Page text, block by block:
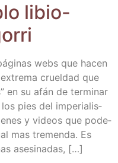
libio-
webs que hacen
cruel­dad que
en su afán de ter­mi­nar
pies del impe­ria­lis­
y videos que pode­
mas tre­men­da. Es
asesinadas, […]